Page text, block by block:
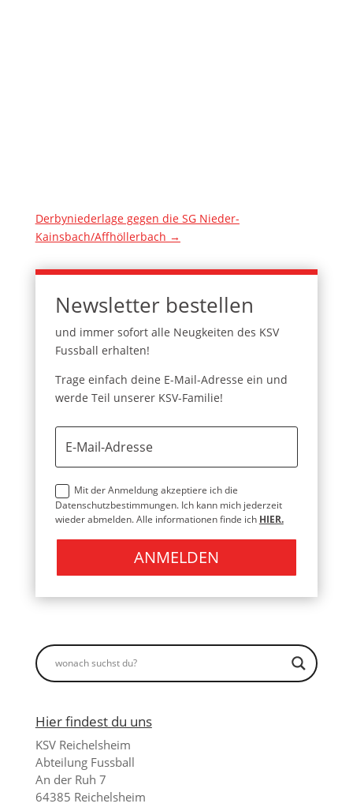
Derbyniederlage gegen die SG Nieder-
Kainsbach/Affhöllerbach →
Newsletter bestellen
und immer sofort alle Neugkeiten des KSV
Fussball erhalten!
Trage einfach deine E-Mail-Adresse ein und
werde Teil unserer KSV-Familie!
Mit der Anmeldung akzeptiere ich die
Datenschutzbestimmungen. Ich kann mich jederzeit
wieder abmelden. Alle informationen finde ich HIER.
ANMELDEN
Hier findest du uns
KSV Reichelsheim
Abteilung Fussball
An der Ruh 7
64385 Reichelsheim